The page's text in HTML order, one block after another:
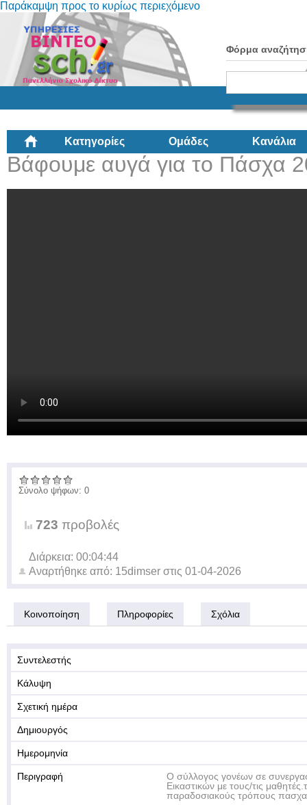
Παράκαμψη προς το κυρίως περιεχόμενο
Φόρμα
Κατηγορίες Ομάδες Κανάλια
Βάφουμε αυγά για το Πάσχα
Σύνολο ψήφων: 0
723 προβολές
Διάρκεια: 00:04:44
Αναρτήθηκε από: 15dimser στις 01-04-2026
Κοινοποίηση Πληροφορίες Σχόλια
Συντελεστής
Κάλυψη
Σχετική ημέρα
Δημιουργός
Ημερομηνία
Περιγραφή
Ο σύλλογος γονέων σε
Εικαστικών με τους/τις
παραδοσιακούς τρόπους